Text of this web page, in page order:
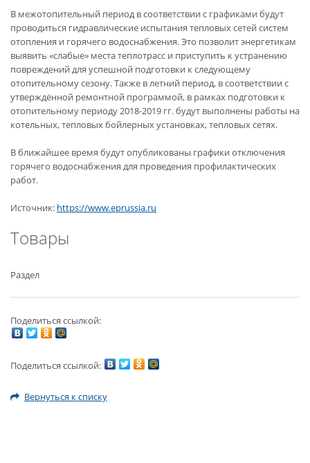
В межотопительный период в соответствии с графиками будут
проводиться гидравлические испытания тепловых сетей систем
отопления и горячего водоснабжения. Это позволит энергетикам
выявить «слабые» места теплотрасс и приступить к устранению
повреждений для успешной подготовки к следующему
отопительному сезону. Также в летний период, в соответствии с
утверждённой ремонтной программой, в рамках подготовки к
отопительному периоду 2018-2019 гг. будут выполнены работы на
котельных, тепловых бойлерных установках, тепловых сетях.
В ближайшее время будут опубликованы графики отключения
горячего водоснабжения для проведения профилактических
работ.
Источник: https://www.eprussia.ru
Товары
Раздел
Поделиться ссылкой:
Поделиться ссылкой:
Вернуться к списку